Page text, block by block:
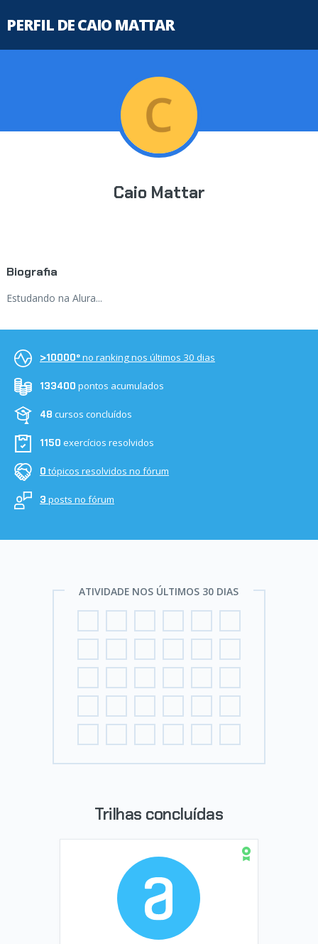
PERFIL DE CAIO MATTAR
Caio Mattar
Biografia
Estudando na Alura...
>10000ºno ranking nos últimos 30 dias
133400 pontos acumulados
48 cursos concluídos
1150 exercícios resolvidos
0 tópicos resolvidos no fórum
3 posts no fórum
ATIVIDADE NOS ÚLTIMOS 30 DIAS
Trilhas concluídas